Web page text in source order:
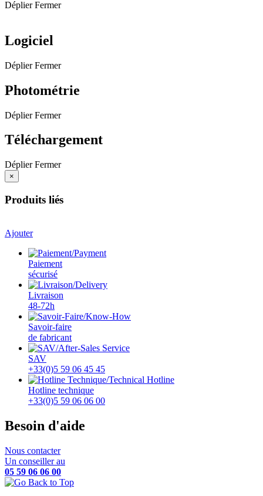
Déplier Fermer
Logiciel
Déplier Fermer
Photométrie
Déplier Fermer
Téléchargement
Déplier Fermer
×
Produits liés
Ajouter
Paiement
sécurisé
Livraison
48-72h
Savoir-faire
de fabricant
SAV
+33(0)5 59 06 45 45
Hotline technique
+33(0)5 59 06 06 00
Besoin d'aide
Nous contacter
Un conseiller au
05 59 06 06 00